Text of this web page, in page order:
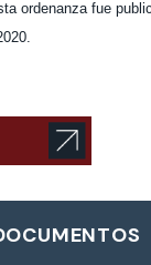
ordenanza fue